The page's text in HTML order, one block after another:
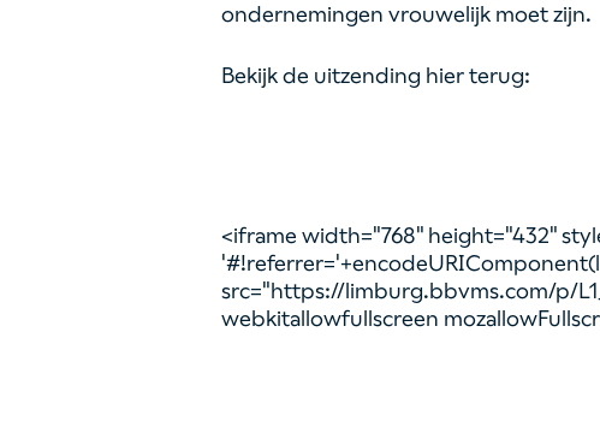
ondernemingen vrouwelijk moet zijn.
Bekijk de uitzending hier terug:
<iframe width="768" height="432"
src="https://limburg.bbvms.com/p/
webkitallowfullscreen